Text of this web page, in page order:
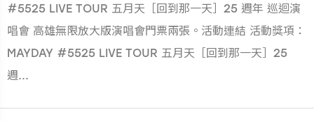
#5525 LIVE TOUR 五月天［回到那一天］25 週年 巡迴演
唱會 高雄無限放大版演唱會門票兩張。活動連結 活動獎項：
MAYDAY #5525 LIVE TOUR 五月天［回到那一天］25
週...